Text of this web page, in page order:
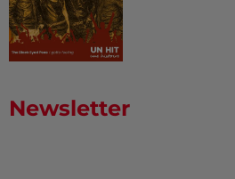
Newsletter